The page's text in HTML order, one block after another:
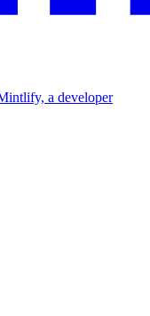
a developer